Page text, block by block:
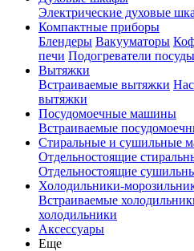
Электрические духовые
Компактные приборы
Блендеры Вакууматоры
печи Подогреватели посуды
Вытяжки
Встраиваемые вытяжки
вытяжки
Посудомоечные машины
Встраиваемые
Стиральные и сушильные
Отдельностоящие
Отдельностоящие
Холодильники-
Встраиваемые
холодильники
Аксессуары
Еще